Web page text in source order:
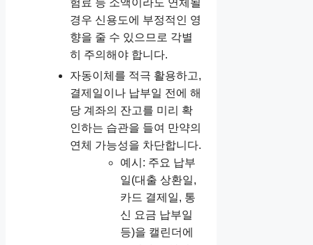
험료 등 소액이라도 연체될
경우 신용도에 부정적인 영
향을 줄 수 있으므로 각별
히 주의해야 합니다.
자동이체를 적극 활용하고,
결제일이나 납부일 전에 해
당 계좌의 잔고를 미리 확
인하는 습관을 들여 만약의
연체 가능성을 차단합니다.
예시: 주요 납부
일(대출 상환일,
카드 결제일, 통
신 요금 납부일
등)을 캘린더에